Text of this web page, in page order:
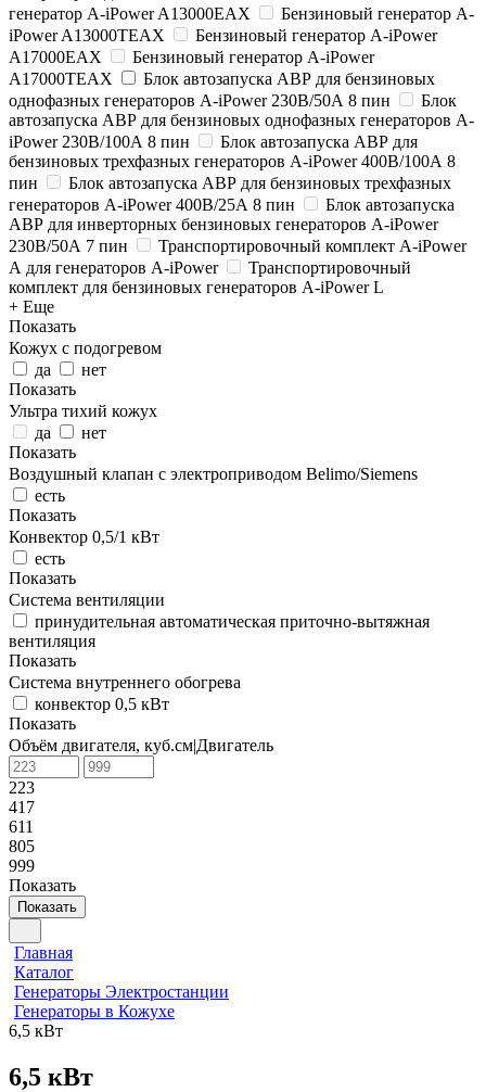
генератор A-iPower A13000EAX
Бензиновый генератор A-
iPower A13000TEAX
Бензиновый генератор A-iPower
A17000EAX
Бензиновый генератор A-iPower
A17000TEAX
Блок автозапуска АВР для бензиновых
однофазных генераторов A-iPower 230В/50А 8 пин
Блок
автозапуска АВР для бензиновых однофазных генераторов A-
iPower 230В/100А 8 пин
Блок автозапуска АВР для
бензиновых трехфазных генераторов A-iPower 400В/100А 8
пин
Блок автозапуска АВР для бензиновых трехфазных
генераторов A-iPower 400В/25А 8 пин
Блок автозапуска
АВР для инверторных бензиновых генераторов A-iPower
230В/50А 7 пин
Транспортировочный комплект A-iPower
А для генераторов A-iPower
Транспортировочный
комплект для бензиновых генераторов A-iPower L
+ Еще
Показать
Кожух с подогревом
да
нет
Показать
Ультра тихий кожух
да
нет
Показать
Воздушный клапан с электроприводом Belimo/Siemens
есть
Показать
Конвектор 0,5/1 кВт
есть
Показать
Система вентиляции
принудительная автоматическая приточно-вытяжная
вентиляция
Показать
Система внутреннего обогрева
конвектор 0,5 кВт
Показать
Объём двигателя, куб.см|Двигатель
223
417
611
805
999
Показать
Показать
Главная
Каталог
Генераторы Электростанции
Генераторы в Кожухе
6,5 кВт
6,5 кВт